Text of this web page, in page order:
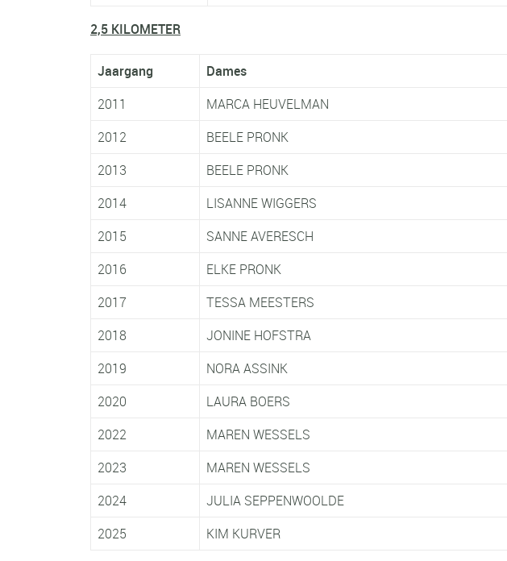
2,5 KILOMETER
Jaargang Dames
2011
MARCA HEUVELMAN
2012
BEELE PRONK
2013
BEELE PRONK
2014
LISANNE WIGGERS
2015
SANNE AVERESCH
2016
ELKE PRONK
2017
TESSA MEESTERS
2018
JONINE HOFSTRA
2019
NORA ASSINK
2020
LAURA BOERS
2022
MAREN WESSELS
2023
MAREN WESSELS
2024
JULIA SEPPENWOOLDE
2025
KIM KURVER